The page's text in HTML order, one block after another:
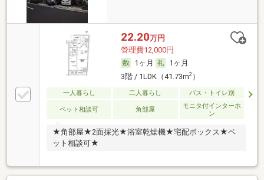
22.20万円
管理費12,000円
1ヶ月
1ヶ月
3階 / 1LDK（41.73m2）
一人暮らし 二人暮らし バス・トイレ別
ペット相談可 角部屋
モニタ付インターホ
ン
★角部屋★2面採光★浴室乾燥機★宅配ボックス★ペ
ット相談可★